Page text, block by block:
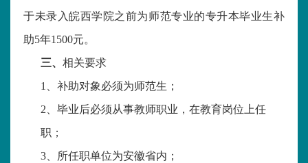
于未录入皖西学院之前为师范专业的专升本毕业生补
助5年1500元。
三、相关要求
1、补助对象必须为师范生；
2、毕业后必须从事教师职业，在教育岗位上任
职；
3、
所任职单位为安徽省内；